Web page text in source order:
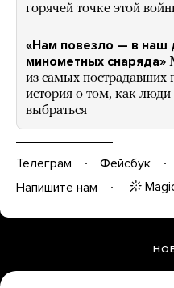
горячей точке этой
«Нам повезло — в наш
минометных снаряда»
из самых пострадавших
история о том, как люди
выбраться
Телеграм Фейсбук
Напишите нам